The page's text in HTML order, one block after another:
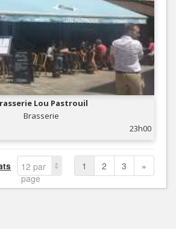
Lou Pastrouil
Brasserie
23h00
12 par
page
1 2 3 »